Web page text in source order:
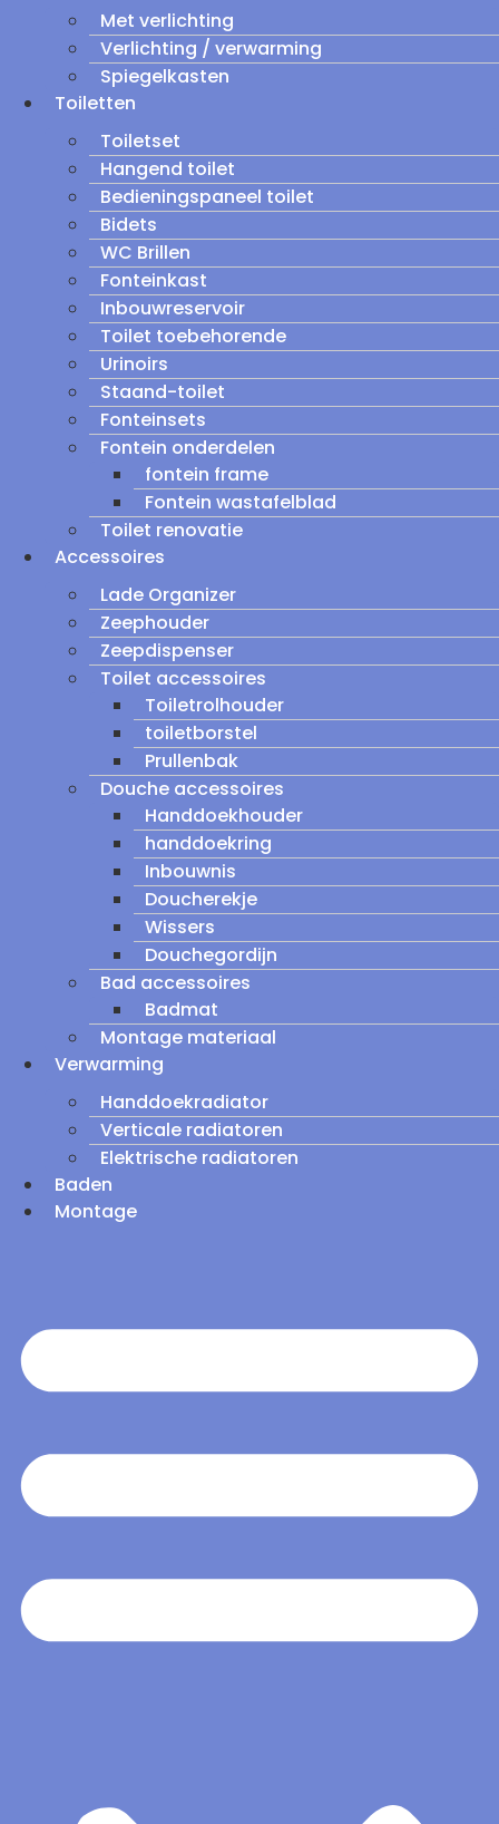
Met verlichting
Verlichting / verwarming
Spiegelkasten
Toiletten
Toiletset
Hangend toilet
Bedieningspaneel toilet
Bidets
WC Brillen
Fonteinkast
Inbouwreservoir
Toilet toebehorende
Urinoirs
Staand-toilet
Fonteinsets
Fontein onderdelen
fontein frame
Fontein wastafelblad
Toilet renovatie
Accessoires
Lade Organizer
Zeephouder
Zeepdispenser
Toilet accessoires
Toiletrolhouder
toiletborstel
Prullenbak
Douche accessoires
Handdoekhouder
handdoekring
Inbouwnis
Doucherekje
Wissers
Douchegordijn
Bad accessoires
Badmat
Montage materiaal
Verwarming
Handdoekradiator
Verticale radiatoren
Elektrische radiatoren
Baden
Montage